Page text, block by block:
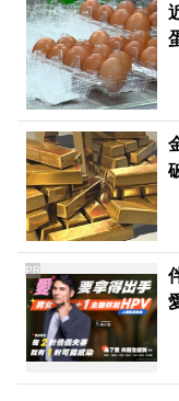
PR